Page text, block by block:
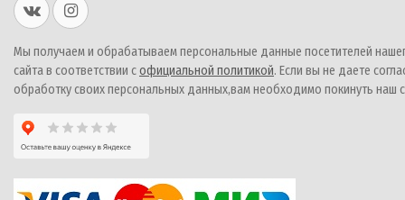
Мы получаем и обрабатываем персональные данные посетителей
сайта в соответствии софициальной политикой. Если вы не даете
обработку своих персональных данных,вам необходимо покинуть наш